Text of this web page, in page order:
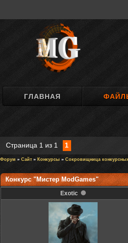
ГЛАВНАЯ
Страница 1 из 1 1
Форум » Сайт» Конкурсы » Сокровищница
Конкурс "Мистер ModGames"
Exotic